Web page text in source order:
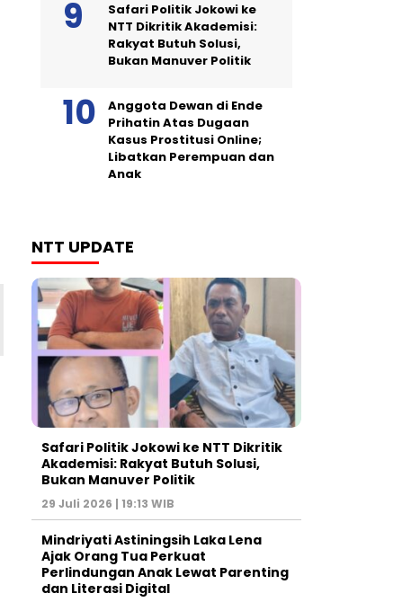
Safari Politik Jokowi ke
NTT Dikritik Akademisi:
Rakyat Butuh Solusi,
Bukan Manuver Politik
Anggota Dewan di Ende
Prihatin Atas Dugaan
Kasus Prostitusi Online;
Libatkan Perempuan dan
Anak
NTT UPDATE
Safari Politik Jokowi ke NTT Dikritik
Akademisi: Rakyat Butuh Solusi,
Bukan Manuver Politik
29 Juli 2026 | 19:13 WIB
Mindriyati Astiningsih Laka Lena
Ajak Orang Tua Perkuat
Perlindungan Anak Lewat Parenting
dan Literasi Digital